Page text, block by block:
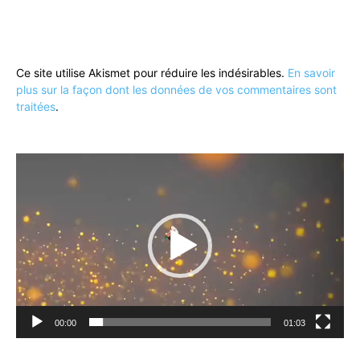
Ce site utilise Akismet pour réduire les indésirables. En savoir
plus sur la façon dont les données de vos commentaires sont
traitées.
00:00 01:03